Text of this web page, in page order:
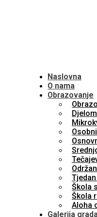
Naslovna
O nama
Obrazovanje
Škola
Škola
Aloha
Galerija